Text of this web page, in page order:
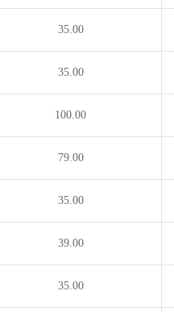
35.00
35.00
100.00
79.00
35.00
39.00
35.00